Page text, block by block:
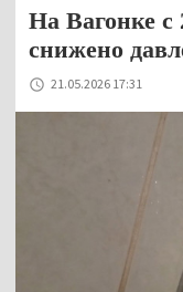
На Вагонке с
снижено
21.05.2026 17:31